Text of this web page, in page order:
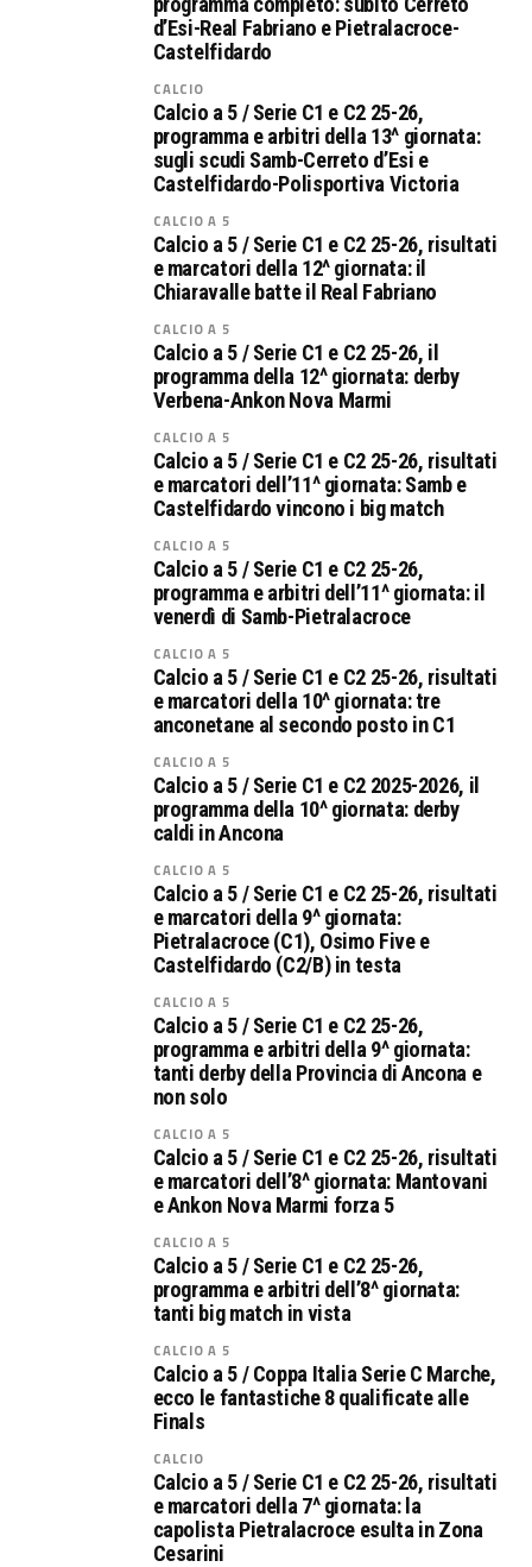
d’Esi-Real Fabriano e Pietralacroce-
Castelfidardo
CALCIO
Calcio a 5 / Serie C1 e C2 25-26,
programma e arbitri della 13^ giornata:
sugli scudi Samb-Cerreto d’Esi e
Castelfidardo-Polisportiva Victoria
CALCIO A 5
Calcio a 5 / Serie C1 e C2 25-26, risultati
e marcatori della 12^ giornata: il
Chiaravalle batte il Real Fabriano
CALCIO A 5
Calcio a 5 / Serie C1 e C2 25-26, il
programma della 12^ giornata: derby
Verbena-Ankon Nova Marmi
CALCIO A 5
Calcio a 5 / Serie C1 e C2 25-26, risultati
e marcatori dell’11^ giornata: Samb e
Castelfidardo vincono i big match
CALCIO A 5
Calcio a 5 / Serie C1 e C2 25-26,
programma e arbitri dell’11^ giornata: il
venerdì di Samb-Pietralacroce
CALCIO A 5
Calcio a 5 / Serie C1 e C2 25-26, risultati
e marcatori della 10^ giornata: tre
anconetane al secondo posto in C1
CALCIO A 5
Calcio a 5 / Serie C1 e C2 2025-2026, il
programma della 10^ giornata: derby
caldi in Ancona
CALCIO A 5
Calcio a 5 / Serie C1 e C2 25-26, risultati
e marcatori della 9^ giornata:
Pietralacroce (C1), Osimo Five e
Castelfidardo (C2/B) in testa
CALCIO A 5
Calcio a 5 / Serie C1 e C2 25-26,
programma e arbitri della 9^ giornata:
tanti derby della Provincia di Ancona e
non solo
CALCIO A 5
Calcio a 5 / Serie C1 e C2 25-26, risultati
e marcatori dell’8^ giornata: Mantovani
e Ankon Nova Marmi forza 5
CALCIO A 5
Calcio a 5 / Serie C1 e C2 25-26,
programma e arbitri dell’8^ giornata:
tanti big match in vista
CALCIO A 5
Calcio a 5 / Coppa Italia Serie C Marche,
ecco le fantastiche 8 qualificate alle
Finals
CALCIO
Calcio a 5 / Serie C1 e C2 25-26, risultati
e marcatori della 7^ giornata: la
capolista Pietralacroce esulta in Zona
Cesarini